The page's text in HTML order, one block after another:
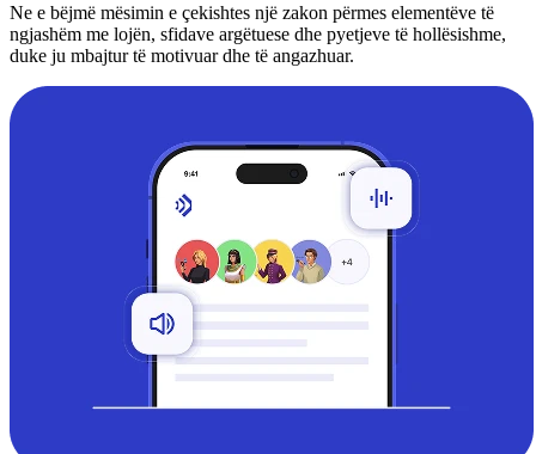
Ne e bëjmë mësimin e çekishtes një zakon përmes elementëve të
ngjashëm me lojën, sfidave argëtuese dhe pyetjeve të hollësishme,
duke ju mbajtur të motivuar dhe të angazhuar.